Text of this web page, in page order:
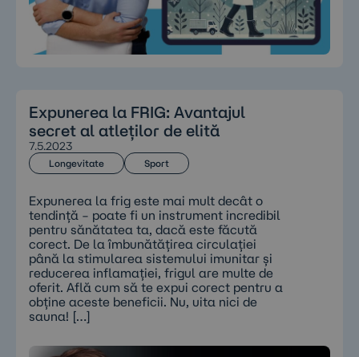
Expunerea la FRIG: Avantajul
secret al atleților de elită
7.5.2023
Longevitate Sport
Expunerea la frig este mai mult decât o
tendință – poate fi un instrument incredibil
pentru sănătatea ta, dacă este făcută
corect. De la îmbunătățirea circulației
până la stimularea sistemului imunitar și
reducerea inflamației, frigul are multe de
oferit. Află cum să te expui corect pentru a
obține aceste beneficii. Nu, uita nici de
sauna! […]